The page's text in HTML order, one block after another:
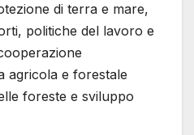
di terra e mare,
politiche del lavoro e
agricola e forestale
foreste e sviluppo